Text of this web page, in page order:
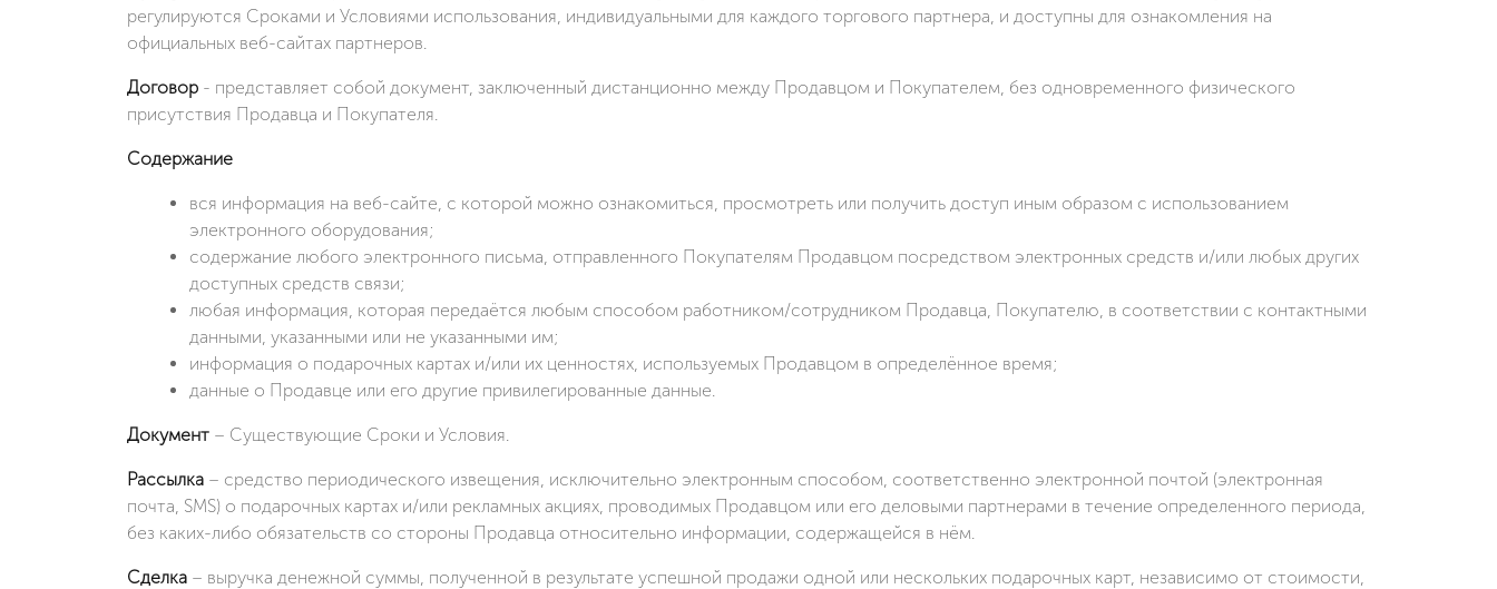
регулируются Сроками и Условиями использования, индивидуальными для каждого торгового партнера, и доступны для ознакомления на
официальных веб-сайтах партнеров.
Договор - представляет собой документ, заключенный дистанционно между Продавцом и Покупателем, без одновременного физического
присутствия Продавца и Покупателя.
Содержание
вся информация на веб-сайте, с которой можно ознакомиться, просмотреть или получить доступ иным образом с использованием
электронного оборудования;
содержание любого электронного письма, отправленного Покупателям Продавцом посредством электронных средств и/или любых других
доступных средств связи;
любая информация, которая передаётся любым способом работником/сотрудником Продавца, Покупателю, в соответствии с контактными
данными, указанными или не указанными им;
информация о подарочных картах и/или их ценностях, используемых Продавцом в определённое время;
данные о Продавце или его другие привилегированные данные.
Документ – Существующие Сроки и Условия.
Рассылка – средство периодического извещения, исключительно электронным способом, соответственно электронной почтой (электронная
почта, SMS) о подарочных картах и/или рекламных акциях, проводимых Продавцом или его деловыми партнерами в течение определенного периода,
без каких-либо обязательств со стороны Продавца относительно информации, содержащейся в нём.
Сделка – выручка денежной суммы, полученной в результате успешной продажи одной или нескольких подарочных карт, независимо от стоимости,